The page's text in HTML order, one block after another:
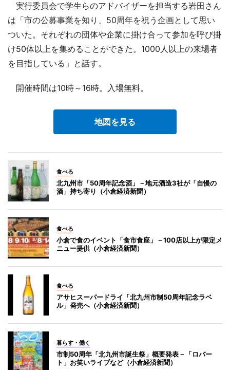
実行委員会で学生らのアドバイザーを担当する岩田さん
は「市の公募事業を知り、50周年を祝う企画として思い
ついた。それぞれの団体や企業に掛け合って参加を呼び掛
け50体以上を集めることができた。1000人以上の来場者
を目指している」と話す。
開催時間は10時～16時。入場無料。
地図を見る
食べる
北九州市「50周年記念酒」－地元酒造3社が「自慢の
酒」持ち寄り（小倉経済新聞）
食べる
小倉で食のイベント「食市食座」－100店以上が限定メ
ニュー提供（小倉経済新聞）
食べる
アサヒスーパードライ「北九州市制50周年記念ラベ
ル」発売へ（小倉経済新聞）
暮らす・働く
市制50周年「北九州市誕生祭」概要発表－「ロバー
ト」お笑いライブなど（小倉経済新聞）